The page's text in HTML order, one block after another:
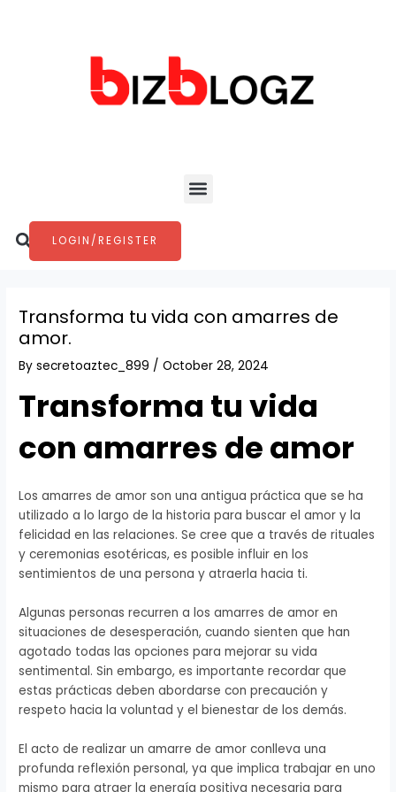
Menu
Search
LOGIN/REGISTER
Transforma tu vida con amarres de
amor.
Bysecretoaztec_899 /October 28, 2024
Transforma tu vida
con amarres de amor
Los amarres de amor son una antigua práctica que se ha
utilizado a lo largo de la historia para buscar el amor y la
felicidad en las relaciones. Se cree que a través de rituales
y ceremonias esotéricas, es posible influir en los
sentimientos de una persona y atraerla hacia ti.
Algunas personas recurren a los amarres de amor en
situaciones de desesperación, cuando sienten que han
agotado todas las opciones para mejorar su vida
sentimental. Sin embargo, es importante recordar que
estas prácticas deben abordarse con precaución y
respeto hacia la voluntad y el bienestar de los demás.
El acto de realizar un amarre de amor conlleva una
profunda reflexión personal, ya que implica trabajar en uno
mismo para atraer la energía positiva necesaria para